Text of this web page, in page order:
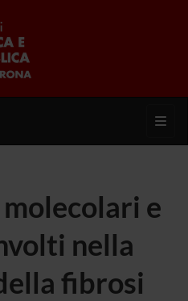
e
nella
fibrosi